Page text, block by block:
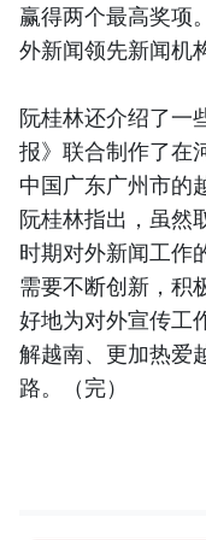
赢得两个最高奖项
外新闻领先新闻机
阮桂林还介绍了一
报》联合制作了在
中国广东广州市的
阮桂林指出，虽然
时期对外新闻工作
需要不断创新，积
好地为对外宣传工
解越南、更加热爱
路。（完）